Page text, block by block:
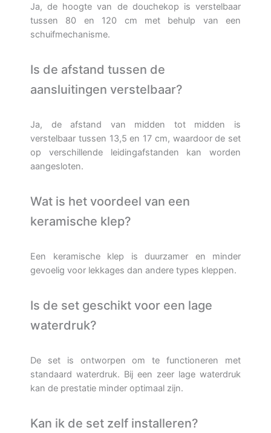
Ja, de hoogte van de douchekop is verstelbaar
tussen 80 en 120 cm met behulp van een
schuifmechanisme.
Is de afstand tussen de
aansluitingen verstelbaar?
Ja, de afstand van midden tot midden is
verstelbaar tussen 13,5 en 17 cm, waardoor de set
op verschillende leidingafstanden kan worden
aangesloten.
Wat is het voordeel van een
keramische klep?
Een keramische klep is duurzamer en minder
gevoelig voor lekkages dan andere types kleppen.
Is de set geschikt voor een lage
waterdruk?
De set is ontworpen om te functioneren met
standaard waterdruk. Bij een zeer lage waterdruk
kan de prestatie minder optimaal zijn.
Kan ik de set zelf installeren?